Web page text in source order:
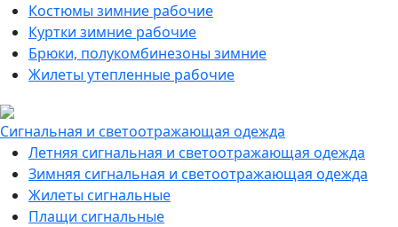
Костюмы зимние рабочие
Куртки зимние рабочие
Брюки, полукомбинезоны зимние
Жилеты утепленные рабочие
Сигнальная и светоотражающая одежда
Летняя сигнальная и светоотражающая одежда
Зимняя сигнальная и светоотражающая одежда
Жилеты сигнальные
Плащи сигнальные